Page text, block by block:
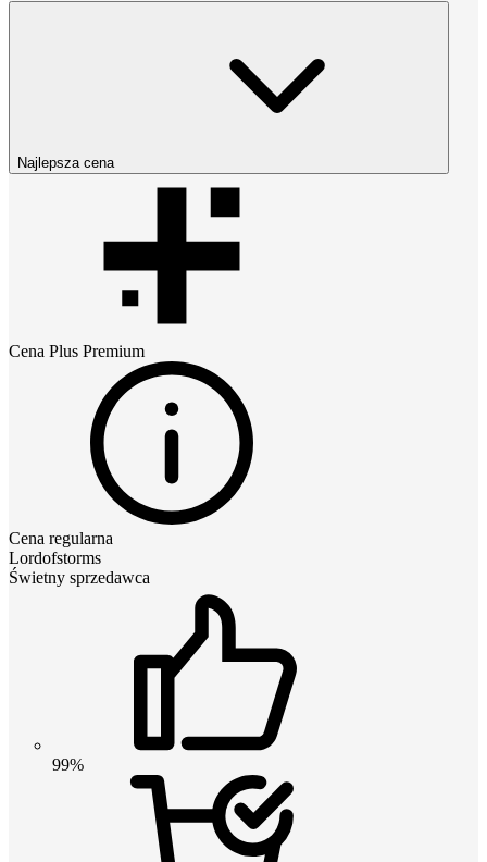
Najlepsza cena
Cena Plus Premium
Cena regularna
Lordofstorms
Świetny sprzedawca
99%